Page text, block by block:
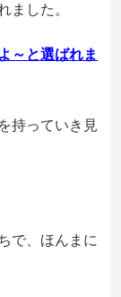
ました。
～と選ばれま
持っていき見
で、ほんまに